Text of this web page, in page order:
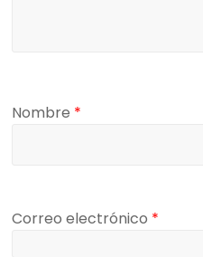
Nombre *
Correo electrónico *